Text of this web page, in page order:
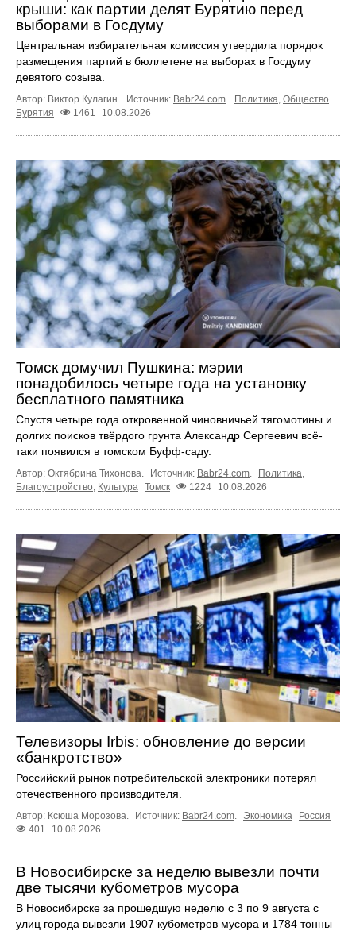
крыши: как партии делят Бурятию перед
выборами в Госдуму
Центральная избирательная комиссия утвердила порядок
размещения партий в бюллетене на выборах в Госдуму
девятого созыва.
Автор: Виктор Кулагин. Источник: Babr24.com. Политика, Общество
Бурятия
1461 10.08.2026
Томск домучил Пушкина: мэрии
понадобилось четыре года на установку
бесплатного памятника
Спустя четыре года откровенной чиновничьей тягомотины и
долгих поисков твёрдого грунта Александр Сергеевич всё-
таки появился в томском Буфф-саду.
Автор: Октябрина Тихонова. Источник: Babr24.com. Политика,
Благоустройство, Культура Томск 1224 10.08.2026
Телевизоры Irbis: обновление до версии
«банкротство»
Российский рынок потребительской электроники потерял
отечественного производителя.
Автор: Ксюша Морозова. Источник: Babr24.com Экономика
Россия
401
10.08.2026
В Новосибирске за неделю вывезли почти
две тысячи кубометров мусора
В Новосибирске за прошедшую неделю с 3 по 9 августа с
улиц города вывезли 1907 кубометров мусора и 1784 тонны